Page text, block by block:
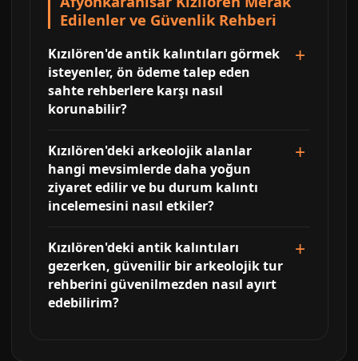
Edilenler ve Güvenlik Rehberi
Kızılören'de antik kalıntıları görmek
isteyenler, ön ödeme talep eden
sahte rehberlere karşı nasıl
korunabilir?
Kızılören'deki arkeolojik alanlar
hangi mevsimlerde daha yoğun
ziyaret edilir ve bu durum kalıntı
incelemesini nasıl etkiler?
Kızılören'deki antik kalıntıları
gezerken, güvenilir bir arkeolojik tur
rehberini güvenilmezden nasıl ayırt
edebilirim?